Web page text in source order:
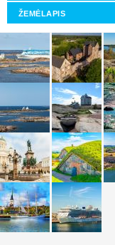
ŽEMĖLAPIS